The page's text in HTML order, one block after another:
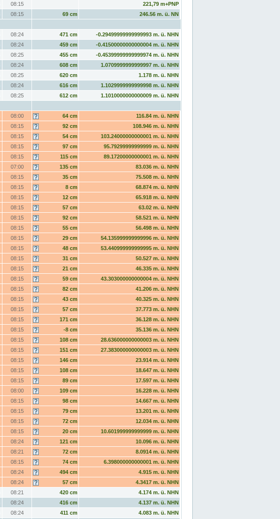
08:15
221,79 m+PNP
08:15 69 cm
246.56 m. ü. NN
08:24 471 cm
-0.29499999999999993 m. ü. NHN
08:24 459 cm
-0.41500000000000004 m. ü. NHN
08:25 455 cm
-0.45399999999999974 m. ü. NHN
08:24 608 cm
1.0709999999999997 m. ü. NHN
08:25 620 cm
1.178 m. ü. NHN
08:24 616 cm
1.1029999999999998 m. ü. NHN
08:25 612 cm
1.1010000000000009 m. ü. NHN
08:00 64 cm
116.84 m. ü. NHN
08:15 92 cm
108.946 m. ü. NHN
08:15 54 cm
103.24000000000001 m. ü. NHN
08:15 97 cm
95.79299999999999 m. ü. NHN
08:15 115 cm
89.17200000000001 m. ü. NHN
07:00 135 cm
83.036 m. ü. NHN
08:15 35 cm
75.508 m. ü. NHN
08:15 8 cm
68.874 m. ü. NHN
08:15 12 cm
65.918 m. ü. NHN
08:15 57 cm
63.02 m. ü. NHN
08:15 92 cm
58.521 m. ü. NHN
08:15 55 cm
56.498 m. ü. NHN
08:15 29 cm
54.135999999999996 m. ü. NHN
08:15 48 cm
53.440999999999995 m. ü. NHN
08:15 31 cm
50.527 m. ü. NHN
08:15 21 cm
46.335 m. ü. NHN
08:15 59 cm
43.303000000000004 m. ü. NHN
08:15 82 cm
41.206 m. ü. NHN
08:15 43 cm
40.325 m. ü. NHN
08:15 57 cm
37.773 m. ü. NHN
08:15 171 cm
36.128 m. ü. NHN
08:15 -8 cm
35.136 m. ü. NHN
08:15 108 cm
28.636000000000003 m. ü. NHN
08:15 151 cm
27.383000000000003 m. ü. NHN
08:15 146 cm
23.914 m. ü. NHN
08:15 108 cm
18.647 m. ü. NHN
08:15 89 cm
17.597 m. ü. NHN
08:00 109 cm
16.228 m. ü. NHN
08:15 98 cm
14.667 m. ü. NHN
08:15 79 cm
13.201 m. ü. NHN
08:15 72 cm
12.034 m. ü. NHN
08:15 20 cm
10.601999999999999 m. ü. NHN
08:24 121 cm
10.096 m. ü. NHN
08:21 72 cm
8.0914 m. ü. NHN
08:15 74 cm
6.398000000000001 m. ü. NHN
08:24 494 cm
4.915 m. ü. NHN
08:24 57 cm
4.3417 m. ü. NHN
08:21 420 cm
4.174 m. ü. NHN
08:24 416 cm
4.137 m. ü. NHN
08:24 411 cm
4.083 m. ü. NHN